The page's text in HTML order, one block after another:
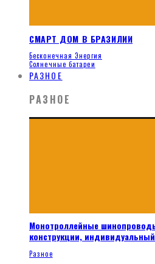
СМАРТ ДОМ В БРАЗИЛИИ
Бесконечная Энергия
Солнечные батареи
РАЗНОЕ
РАЗНОЕ
Монотроллейные
конструкции,
Разное